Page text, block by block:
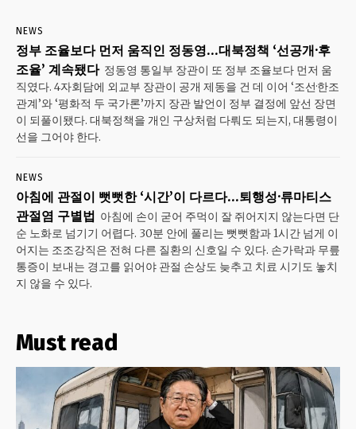
NEWS
정부 조율보다 먼저 움직인 정동영…대북정책 ‘선공개·후
조율’ 계속됐다 정동영 통일부 장관이 또 정부 조율보다 먼저 움
직였다. 4자회담에 외교부 장관이 공개 제동을 건 데 이어 ‘조선·한조
관계’와 ‘평화적 두 국가론’까지 장관 발언이 정부 결정에 앞선 장면
이 되풀이됐다. 대북정책을 개인 구상처럼 다뤄도 되는지, 대통령이
선을 그어야 한다.
NEWS
아침에 관절이 뻣뻣한 ‘시간’이 다르다…퇴행성·류마티스
관절염 구별법 아침에 손이 굳어 주먹이 잘 쥐어지지 않는다면 단
순 노화로 넘기기 어렵다. 30분 안에 풀리는 뻣뻣함과 1시간 넘게 이
어지는 조조강직은 전혀 다른 질환의 신호일 수 있다. 손가락과 무릎
통증이 보내는 경고를 읽어야 관절 손상도 늦추고 치료 시기도 놓치
지 않을 수 있다.
Must read